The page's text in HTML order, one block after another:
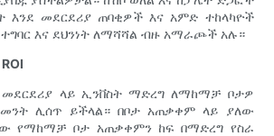
እንደ መደርደሪያ ጠባቂዎች እና አምድ ተከላካዮች
እና ደህንነት ለማሻሻል ብዙ አማራጮች አሉ።
መደርደሪያ ላይ ኢንቨስት ማድረግ ለማከማቻ ቦታዎ
ሊሰጥ ይችላል። በቦታ አጠቃቀም ላይ ያለው
የማከማቻ ቦታ አጠቃቀምን ከፍ በማድረግ የስራ